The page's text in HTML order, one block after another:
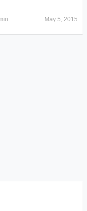
May 5, 2015